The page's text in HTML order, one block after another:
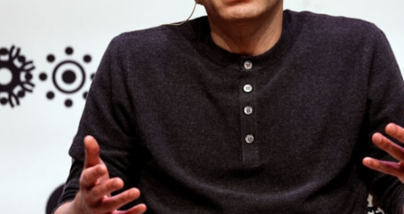
Yapay zekâ teknolojisinin önde gelen
CEO'su Sam Altman, toplumun yapay
çabuk uyum sağlamak zorunda
biraz korkutucu olduğunu söyledi.